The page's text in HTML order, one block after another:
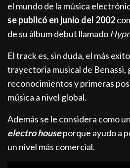
el mundo de la música
se publicó en junio del 2002
de su álbum debut llamado
El track es, sin duda, el más
trayectoria musical de Benassi,
reconocimientos y primeras
música a nivel global.
Además se le considera como un
electro houseporque ayudo a
un nivel más comercial.